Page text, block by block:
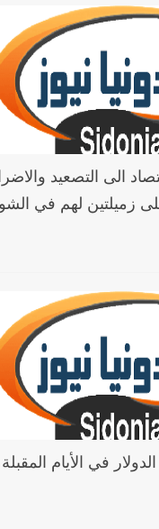
الى التصعيد
زميلتين لهم في
في الأيام المقبلة